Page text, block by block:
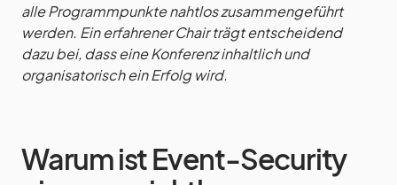
alle Programmpunkte nahtlos zusammengeführt
werden. Ein erfahrener Chair trägt entscheidend
dazu bei, dass eine Konferenz inhaltlich und
organisatorisch ein Erfolg wird.
Warum ist Event-Security